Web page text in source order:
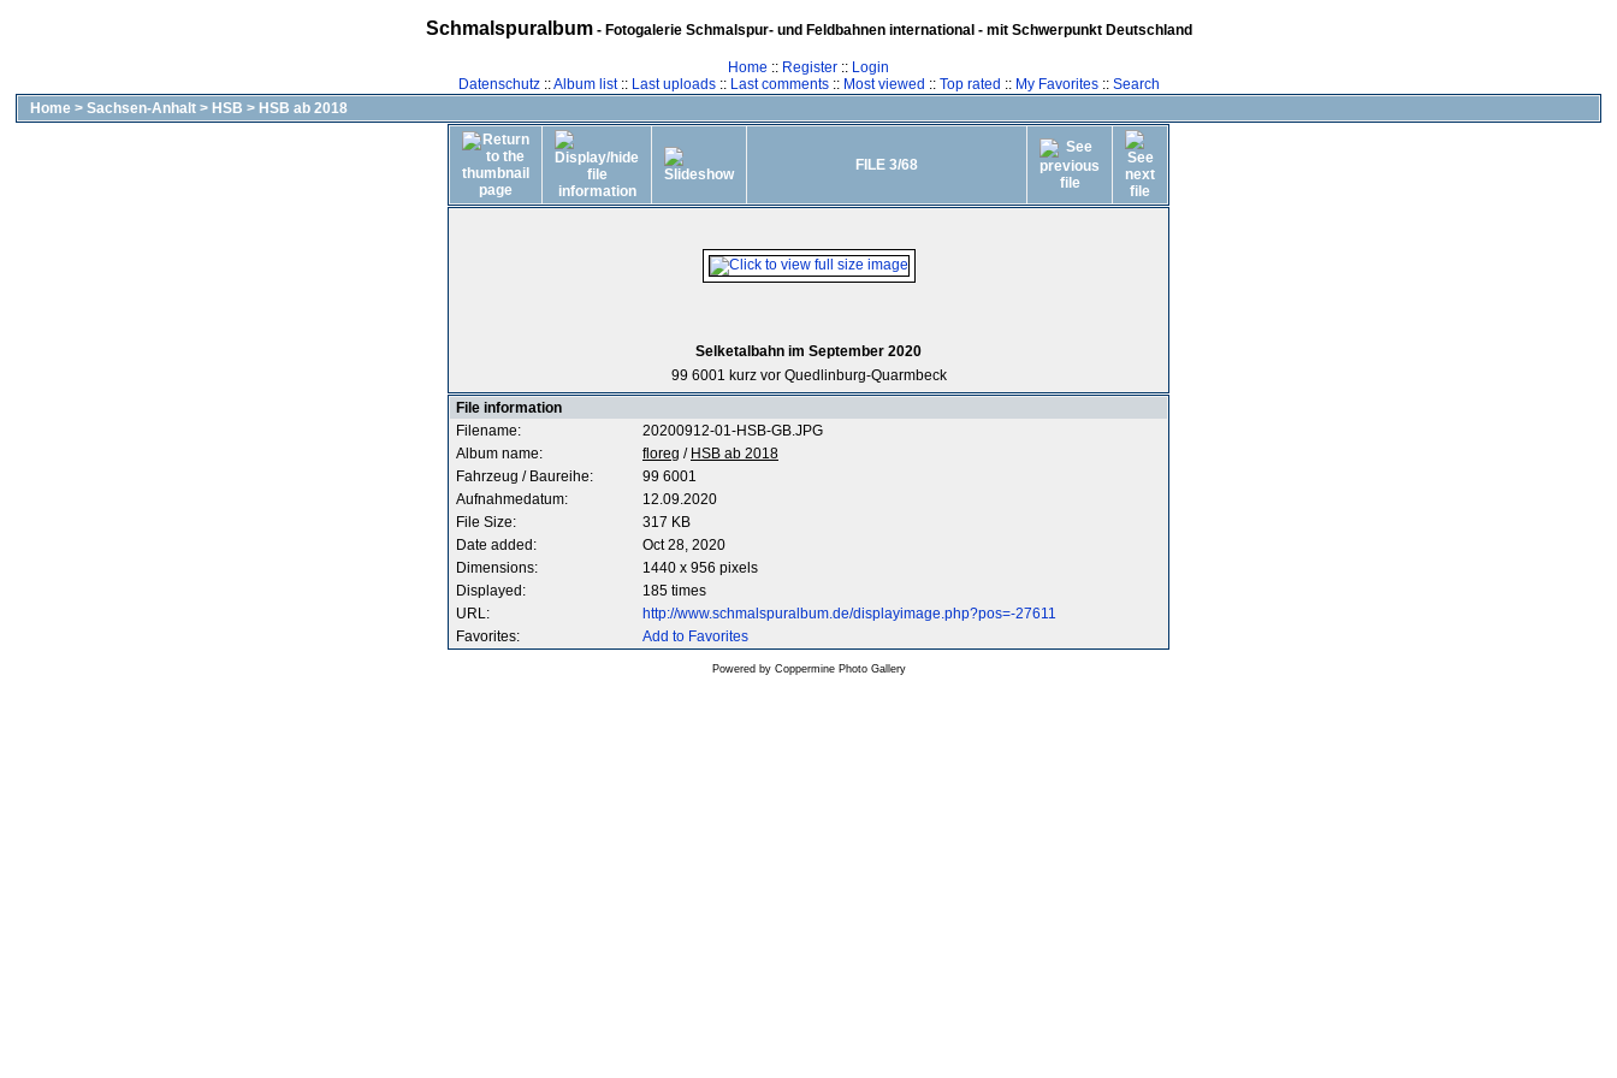
Schmalspuralbum- Fotogalerie Schmalspur- und Feldbahnen international - mit Schwerpunkt Deutschland
Home :: Register :: Login
Datenschutz::Album list:: Last uploads:: Last comments:: Most viewed :: Top rated :: My Favorites:: Search
Home > Sachsen-Anhalt > HSB > HSB ab 2018
FILE 3/68
Selketalbahn im September 2020
99 6001 kurz vor Quedlinburg-Quarmbeck
File information
Filename:
20200912-01-HSB-GB.JPG
Album name:
floreg / HSB ab 2018
Fahrzeug / Baureihe:
99 6001
Aufnahmedatum:
12.09.2020
File Size:
317 KB
Date added:
Oct 28, 2020
Dimensions:
1440 x 956 pixels
Displayed:
185 times
URL:
http://www.schmalspuralbum.de/displayimage.php?pos=-27611
Favorites:
Add to Favorites
Powered by Coppermine Photo Gallery